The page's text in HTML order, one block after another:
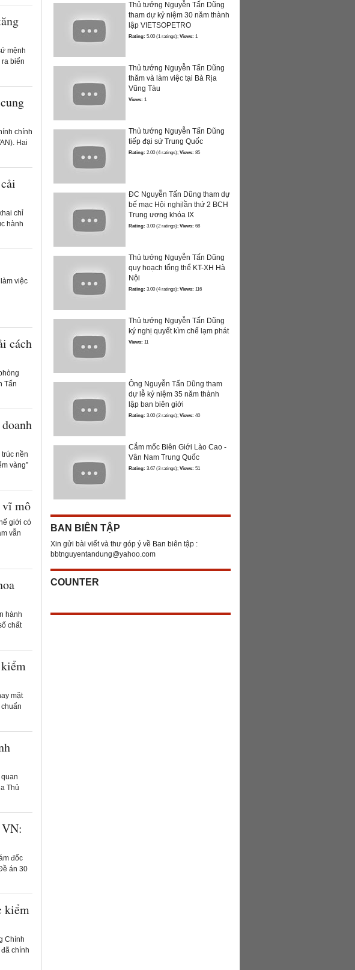
mệnh
biển
chính
Hai
chỉ
hành
việc
cách
Tấn
nền
vàng”
vĩ mô
giới có
vẫn
hành
chất
mặt
Thủ
đốc
án 30
kiểm
Chính
chính
Thủ tướng Nguyễn Tấn Dũng
tham dự kỷ niệm 30 năm thành
lập VIETSOPETRO
Rating: 5.00 (1 ratings); Views: 1
Thủ tướng Nguyễn Tấn Dũng
thăm và làm việc tại Bà Rịa
Vũng Tàu
Views: 1
Thủ tướng Nguyễn Tấn Dũng
tiếp đại sứ Trung Quốc
Rating: 2.00 (4 ratings); Views: 85
ĐC Nguyễn Tấn Dũng tham dự
bế mạc Hội nghịlần thứ 2 BCH
Trung ương khóa IX
Rating: 3.00 (2 ratings); Views: 68
Thủ tướng Nguyễn Tấn Dũng
quy hoạch tổng thể KT-XH Hà
Nội
Rating: 3.00 (4 ratings); Views: 116
Thủ tướng Nguyễn Tấn Dũng
ký nghị quyết kìm chế lạm phát
Views: 11
Ông Nguyễn Tấn Dũng tham
dự lễ kỷ niệm 35 năm thành
lập ban biên giới
Rating: 3.00 (2 ratings); Views: 40
Cắm mốc Biên Giới Lào Cao -
Vân Nam Trung Quốc
Rating: 3.67 (3 ratings); Views: 51
BAN BIÊN TẬP
Xin gửi bài viết và thư góp ý về Ban biên tập :
bbtnguyentandung@yahoo.com
COUNTER